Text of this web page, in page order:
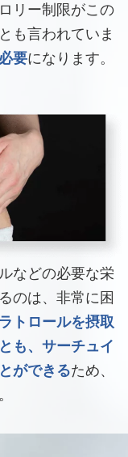
リー制限がこの
も言われていま
要になります。
などの必要な栄
のは、非常に困
トロールを摂取
も、サーチュイ
ができるため、